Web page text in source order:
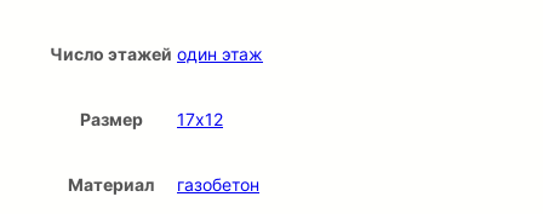
Число этажей один этаж
Размер 17х12
Материал газобетон